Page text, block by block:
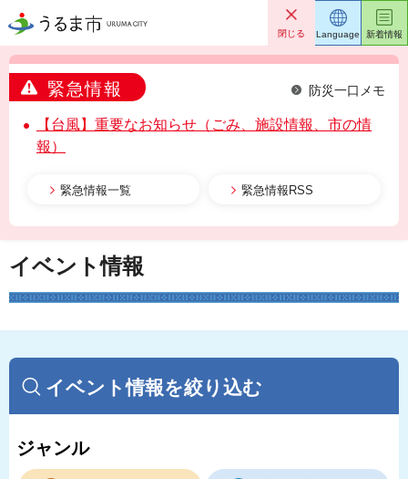
うるま市 閉じる
緊急情報 防災一口メモ
【台風】重要なお知らせ（ごみ、施設情報、市の情
報）
緊急情報一覧 緊急情報RSS
Language 新着情報
イベント情報
イベント情報を絞り込む
ジャンル